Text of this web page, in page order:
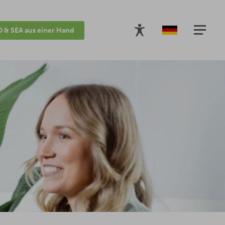
& SEA aus einer Hand